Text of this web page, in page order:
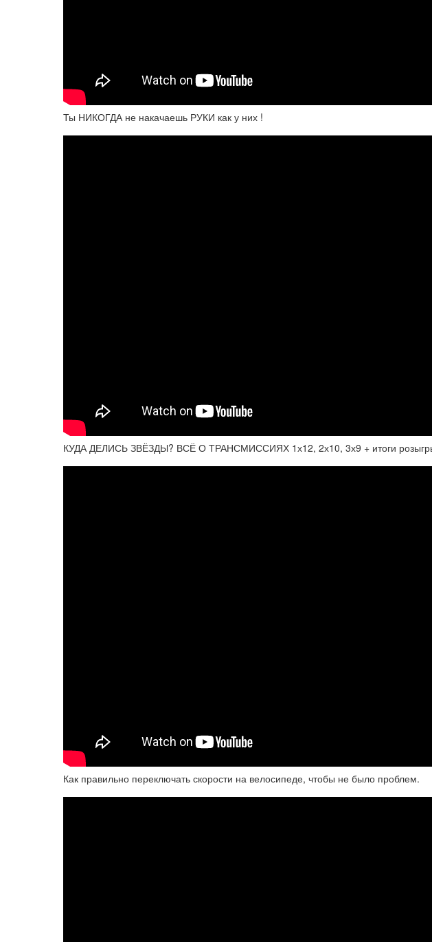
Ты НИКОГДА не накачаешь РУКИ как у них !
КУДА ДЕЛИСЬ ЗВЁЗДЫ? ВСЁ О ТРАНСМИССИЯХ 1х12, 2х10, 3х9 + итоги
Как правильно переключать скорости на велосипеде, чтобы не было проблем.